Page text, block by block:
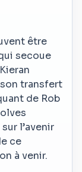
être
secoue
transfert
de Rob
l’avenir
ce
à venir.